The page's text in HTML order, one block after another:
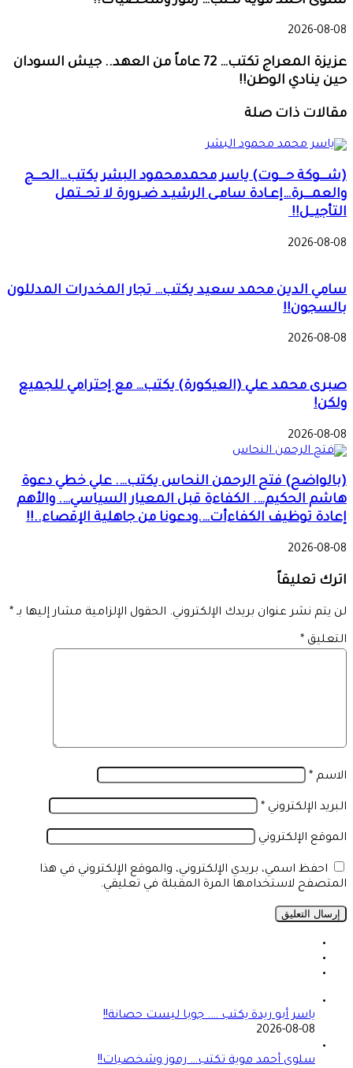
2026-08-08
عزيزة المعراج تكتب… 72 عاماً من العهد.. جيش السودان
حين ينادي الوطن!!
مقالات ذات صلة
(شـــوكة حـــوت) ياسر محمدمحمود البشر يكتب…الحـــج
والعمـــرة…إعـادة سامـى الرشيـد ضـرورة لا تحــتمل
التأجيــل!!
2026-08-08
سامي الدين محمد سعيد يكتب… تجار المخدرات المدللون
بالسجون!!
2026-08-08
صبرى محمد علي (العيكورة) يكتب… مع إحترامي للجميع
ولكن!
2026-08-08
(بالواضح) فتح الرحمن النحاس يكتب…. علي خطي دعوة
هاشم الحكيم…. الكفاءة قبل المعيار السياسي…. والأهم
إعادة توظيف الكفاءأت….ودعونا من جاهلية الإقصاء..!!
2026-08-08
اترك تعليقاً
لن يتم نشر عنوان بريدك الإلكتروني. الحقول الإلزامية مشار إليها بـ *
التعليق *
الاسم *
البريد الإلكتروني *
الموقع الإلكتروني
احفظ اسمي، بريدي الإلكتروني، والموقع الإلكتروني في هذا
المتصفح لاستخدامها المرة المقبلة في تعليقي.
ياسر أبو ريدة يكتب …. جوبا ليست حصانة!!
2026-08-08
سلوى أحمد موية تكتب… رموز وشخصيات!!